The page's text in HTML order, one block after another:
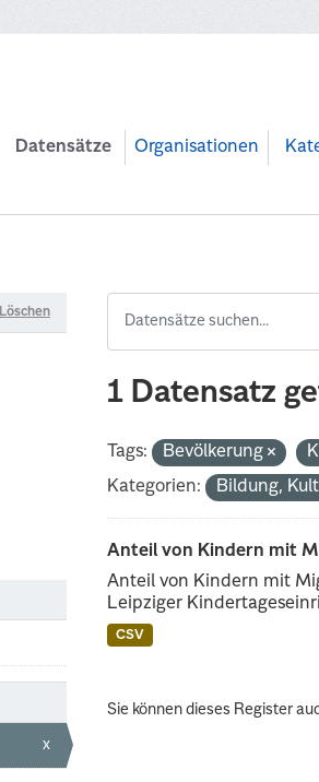
Datensätze Organisationen
Löschen
x
1 Datensatz
Tags: Bevölkerung
Kategorien:
Bildung,
Anteil von Kindern mit
Anteil von Kindern mit
Leipziger
CSV
Sie können dieses Register